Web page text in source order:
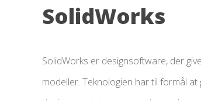
SolidWorks
SolidWorks er designsoftware, der
modeller. Teknologien har til formål